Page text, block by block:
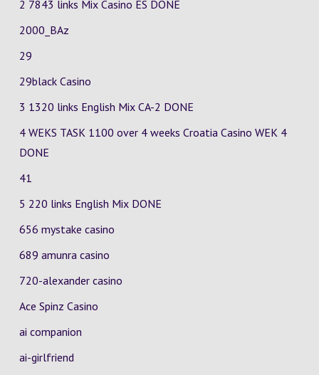
2 7843 links Mix Casino ES DONE
2000_BAz
29
29black Casino
3 1320 links English Mix CA-2 DONE
4 WEKS TASK 1100 over 4 weeks Croatia Casino WEK 4
DONE
41
5 220 links English Mix DONE
656 mystake casino
689 amunra casino
720-alexander casino
Ace Spinz Casino
ai companion
ai-girlfriend